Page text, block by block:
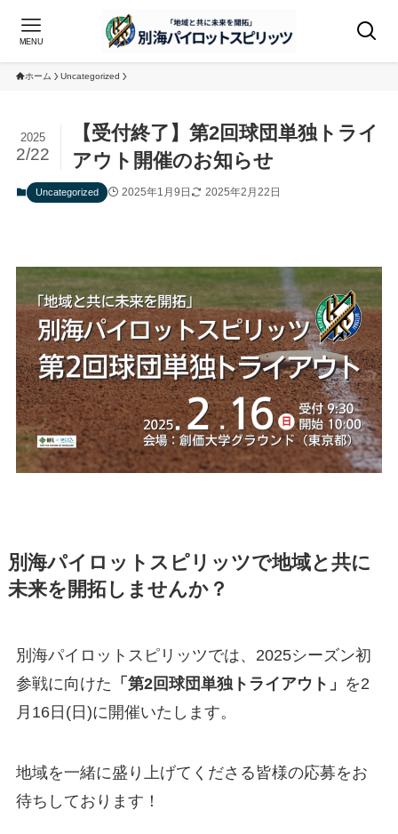
MENU
ホーム Uncategorized
【受付終了】第2回球団単独トライ
アウト開催のお知らせ
2025
2/22
Uncategorized 2025年1月9日 2025年2月22日
別海パイロットスピリッツで地域と共に
未来を開拓しませんか？
別海パイロットスピリッツでは、2025シーズン初
参戦に向けた 「第2回球団単独トライアウト」 を2
月16日(日)に開催いたします。
地域を一緒に盛り上げてくださる皆様の応募をお
待ちしております！